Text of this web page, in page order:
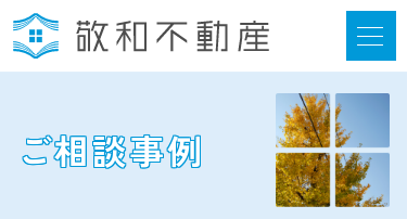
選ばれる6つの強み
ご相談事例